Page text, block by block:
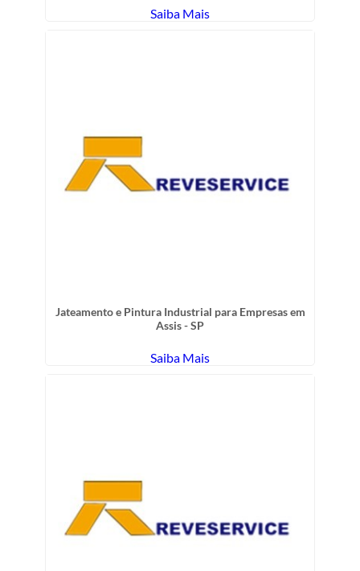
Saiba Mais
Jateamento e Pintura Industrial para Empresas em
Assis - SP
Saiba Mais